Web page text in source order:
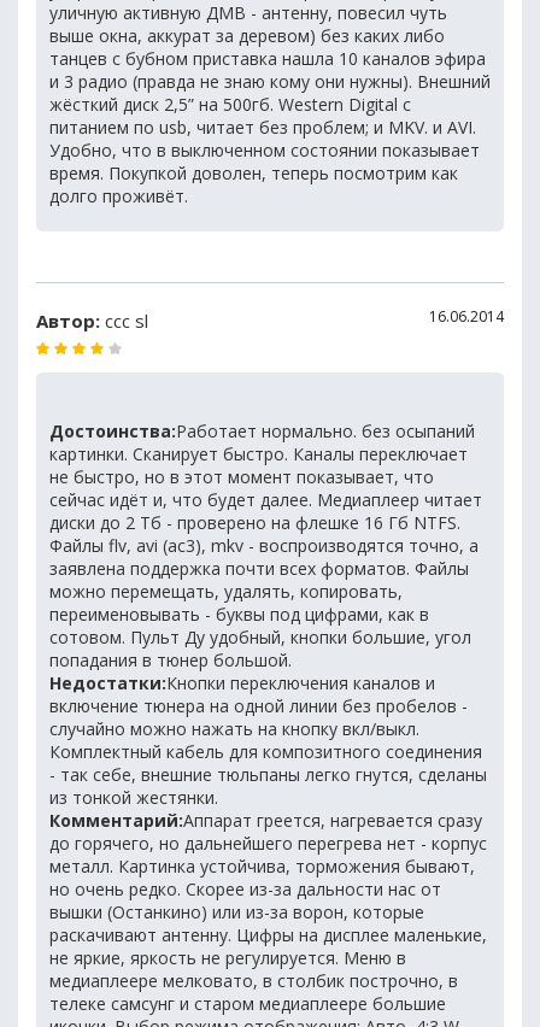
уличную активную ДМВ - антенну, повесил чуть
выше окна, аккурат за деревом) без каких либо
танцев с бубном приставка нашла 10 каналов эфира
и 3 радио (правда не знаю кому они нужны). Внешний
жёсткий диск 2,5” на 500гб. Western Digital с
питанием по usb, читает без проблем; и MKV. и AVI.
Удобно, что в выключенном состоянии показывает
время. Покупкой доволен, теперь посмотрим как
долго проживёт.
Автор: ccc sl 16.06.2014
Достоинства:Работает нормально. без осыпаний
картинки. Сканирует быстро. Каналы переключает
не быстро, но в этот момент показывает, что
сейчас идёт и, что будет далее. Медиаплеер читает
диски до 2 Тб - проверено на флешке 16 Гб NTFS.
Файлы flv, avi (ac3), mkv - воспроизводятся точно, а
заявлена поддержка почти всех форматов. Файлы
можно перемещать, удалять, копировать,
переименовывать - буквы под цифрами, как в
сотовом. Пульт Ду удобный, кнопки большие, угол
попадания в тюнер большой.
Недостатки:Кнопки переключения каналов и
включение тюнера на одной линии без пробелов -
случайно можно нажать на кнопку вкл/выкл.
Комплектный кабель для композитного соединения
- так себе, внешние тюльпаны легко гнутся, сделаны
из тонкой жестянки.
Комментарий:Аппарат греется, нагревается сразу
до горячего, но дальнейшего перегрева нет - корпус
металл. Картинка устойчива, торможения бывают,
но очень редко. Скорее из-за дальности нас от
вышки (Останкино) или из-за ворон, которые
раскачивают антенну. Цифры на дисплее маленькие,
не яркие, яркость не регулируется. Меню в
медиаплеере мелковато, в столбик построчно, в
телеке самсунг и старом медиаплеере большие